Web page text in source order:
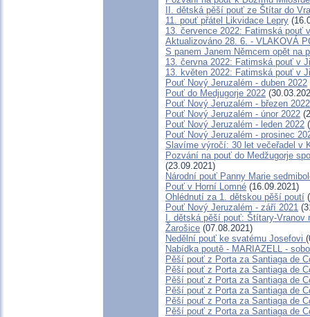
II. dětská pěší pouť ze Štítar do
11. pouť přátel Likvidace Lepry
13. července 2022: Fatimská pouť
Aktualizováno 28. 6. - VLAKOVÁ
S panem Janem Němcem opět na
13. června 2022: Fatimská pouť v
13. květen 2022: Fatimská pouť v
Pouť Nový Jeruzalém - duben 2022
Pouť do Medjugorje 2022
Pouť Nový Jeruzalém - březen 2022
Pouť Nový Jeruzalém - únor 2022
Pouť Nový Jeruzalém - leden 2022
Pouť Nový Jeruzalém - prosinec
Slavíme výročí: 30 let večeřadel v
Pozvání na pouť do Medžugorje
(23.09.2021)
Národní pouť Panny Marie
Pouť v Horní Lomné (16.09.2021)
Ohlédnutí za 1. dětskou pěší poutí
Pouť Nový Jeruzalém - září 2021
I. dětská pěší pouť: Štítary-Vranov
Žarošice (07.08.2021)
Nedělní pouť ke svatému Josefovi
Nabídka poutě - MARIAZELL -
Pěší pouť z Porta za Santiaga de
Pěší pouť z Porta za Santiaga de
Pěší pouť z Porta za Santiaga de
Pěší pouť z Porta za Santiaga de
Pěší pouť z Porta za Santiaga de
Pěší pouť z Porta za Santiaga de